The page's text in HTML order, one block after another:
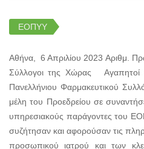
ΕΟΠΥΥ
Αθήνα, 6 Απριλίου 2023 Αριθμ.
Σύλλογοι της Χώρας Αγαπητοί
Πανελλήνιου Φαρμακευτικού
μέλη του Προεδρείου σε
υπηρεσιακούς παράγοντες του
συζήτησαν και αφορούσαν τις
προσωπικού ιατρού και των